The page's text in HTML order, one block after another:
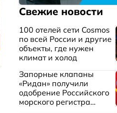
Свежие новости
100 отелей сети Cosmos
по всей России и другие
объекты, где нужен
климат и холод
Запорные клапаны
«Ридан» получили
одобрение Российского
морского регистра